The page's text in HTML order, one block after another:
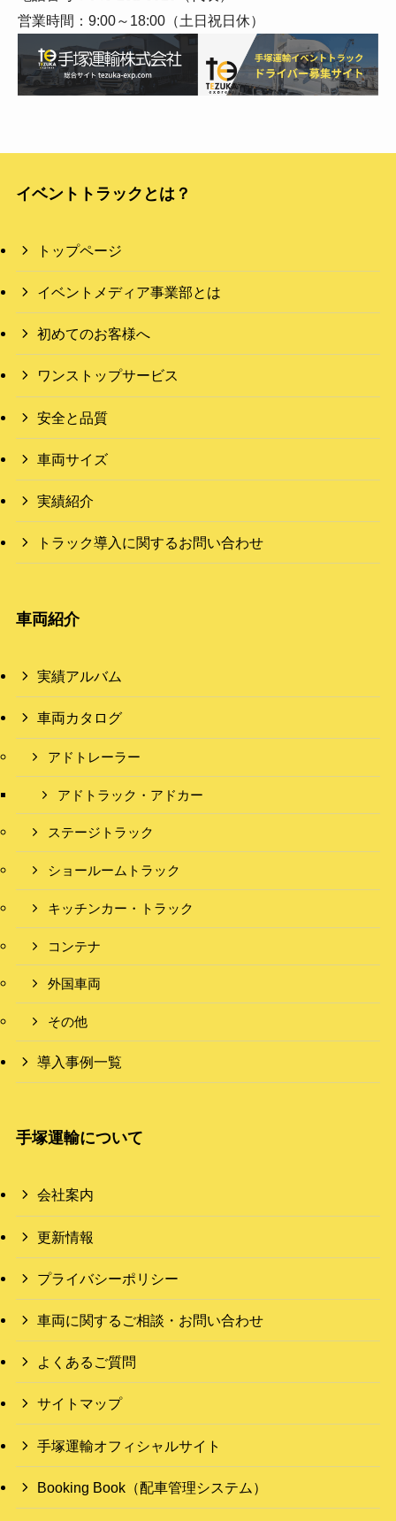
営業時間：9:00～18:00（土日祝日休）
イベントトラックとは？
トップページ
イベントメディア事業部とは
初めてのお客様へ
ワンストップサービス
安全と品質
車両サイズ
実績紹介
トラック導入に関するお問い合わせ
車両紹介
実績アルバム
車両カタログ
アドトレーラー
アドトラック・アドカー
ステージトラック
ショールームトラック
キッチンカー・トラック
コンテナ
外国車両
その他
導入事例一覧
手塚運輸について
会社案内
更新情報
プライバシーポリシー
車両に関するご相談・お問い合わせ
よくあるご質問
サイトマップ
手塚運輸オフィシャルサイト
Booking Book（配車管理システム）